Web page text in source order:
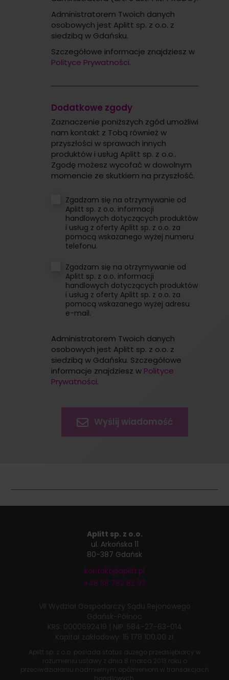
Administratorem Twoich danych
osobowych jest Aplitt sp. z o.o. z
siedzibą w Gdańsku.
Szczegółowe informacje znajdziesz w
Polityce Prywatności.
Dodatkowe zgody
Zaznaczenie poniższych zgód umożliwi
nam kontakt z Tobą również w
przyszłości w sprawach innych
produktów i usług Aplitt sp. z o.o..
Zgodę możesz wycofać w dowolnym
momencie ze skutkiem na przyszłość.
Zgadzam się na otrzymywanie od
Aplitt sp. z o.o. informacji
handlowych dotyczących produktów
i usług z oferty Aplitt sp. z o.o. za
pomocą wskazanego wyżej numeru
telefonu.
Zgadzam się na otrzymywanie od
Aplitt sp. z o.o. informacji
handlowych dotyczących produktów
i usług z oferty Aplitt sp. z o.o. za
pomocą wskazanego wyżej adresu
e-mail.
Administratorem Twoich danych
osobowych jest Aplitt sp. z o.o. z
siedzibą w Gdańsku. Szczegółowe
informacje znajdziesz w Polityce
Prywatności.
Aplitt sp. z o.o.
ul. Arkońska 11
80-387 Gdańsk
kontakt@aplitt.pl
+48 58 782 82 82
VII Wydział Gospodarczy Sądu Rejonowego
Gdańsk-Północ
KRS: 0000692419 | NIP: 584-27-63-014
Kapitał zakładowy: 15 178 100,00 zł
Aplitt sp. z o.o. posiada status dużego przedsiębiorcy w
rozumieniu ustawy z dnia 8 marca 2013 roku o
przeciwdziałaniu nadmiernym opóźnieniom w transakcjach